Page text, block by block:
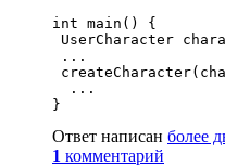
int main() {
UserCharacter
...
  ...
}
Ответ написан более
1 комментарий